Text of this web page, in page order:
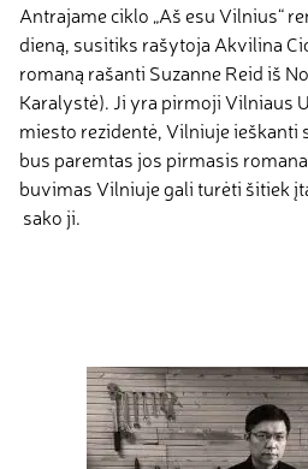
Antrajame ciklo „Aš esu Vilnius“
dieną, susitiks rašytoja Akvilina
romaną rašanti Suzanne Reid iš
Karalystė). Ji yra pirmoji Vilniaus
miesto rezidentė, Vilniuje ieškanti
bus paremtas jos pirmasis
buvimas Vilniuje gali turėti šitiek
sako ji.